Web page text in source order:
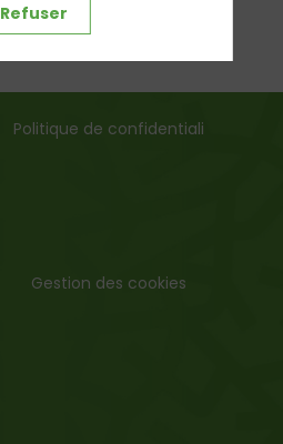
Politique de confidentialité
Gestion des cookies
Refuser